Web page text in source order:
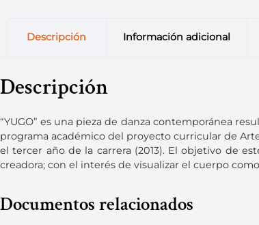
Descripción Información adicional
Descripción
“YUGO” es una pieza de danza contemporánea
programa académico del proyecto curricular de
el tercer año de la carrera (2013). El objetivo de
creadora; con el interés de visualizar el cuerpo
Documentos relacionados